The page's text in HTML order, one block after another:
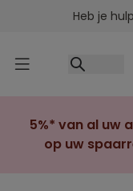
Ga naar inhoud
Heb je
5%* van al uw
op uw